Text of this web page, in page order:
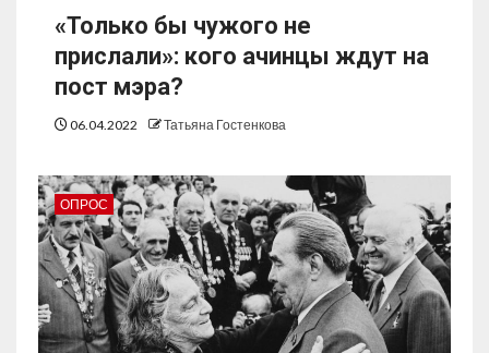
«Только бы чужого не
прислали»: кого ачинцы ждут на
пост мэра?
06.04.2022 Татьяна Гостенкова
ОПРОС